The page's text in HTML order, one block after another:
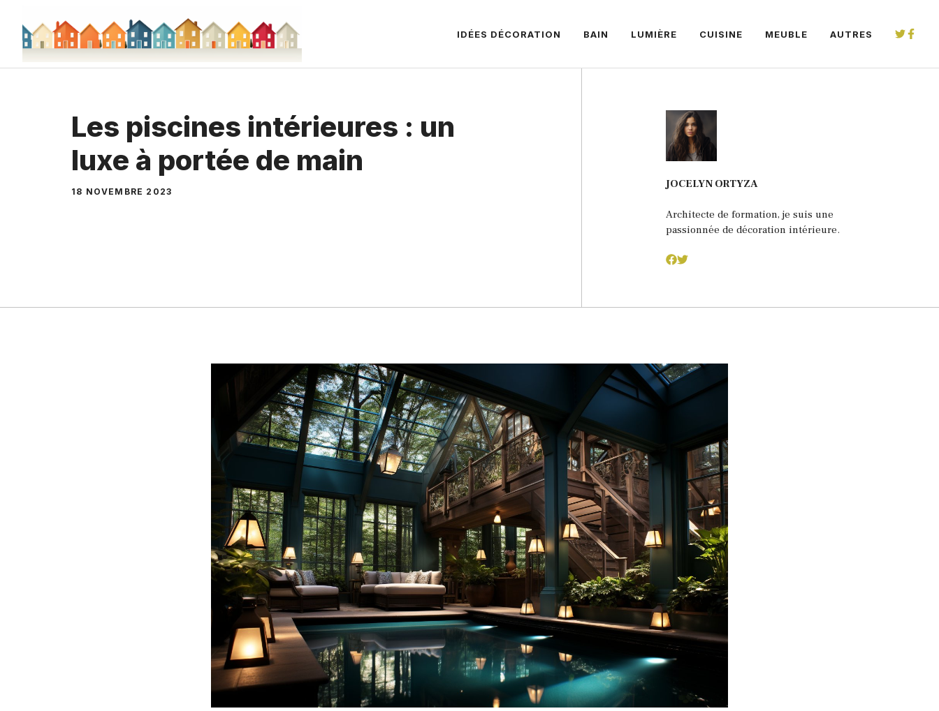
contenu
IDÉES DÉCORATION BAIN LUMIÈRE CUISINE MEUBLE AUTRES
Les piscines intérieures : un
luxe à portée de main
18 NOVEMBRE 2023
JOCELYN ORTYZA
Architecte de formation, je suis une
passionnée de décoration intérieure.